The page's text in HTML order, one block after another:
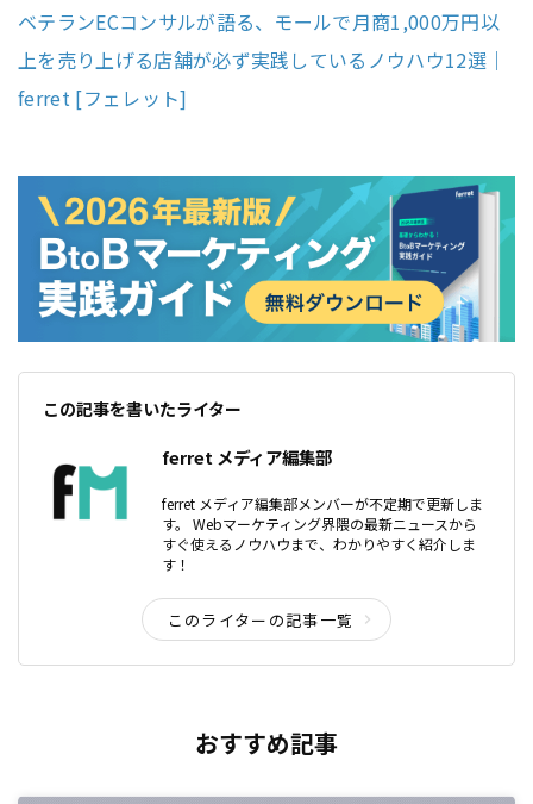
ベテランECコンサルが語る、モールで月商1,000万円以
上を売り上げる店舗が必ず実践しているノウハウ12選｜
ferret [フェレット]
この記事を書いたライター
ferret メディア編集部
ferret メディア編集部メンバーが不定期で更新しま
す。 Webマーケティング界隈の最新ニュースから
すぐ使えるノウハウまで、わかりやすく紹介しま
す！
このライターの記事一覧
おすすめ記事